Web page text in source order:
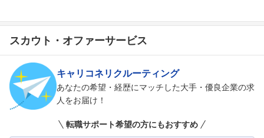
スカウト・オファーサービス
キャリコネリクルーティング
あなたの希望・経歴にマッチした大手・優良企業の求
人をお届け！
転職サポート希望の方にもおすすめ